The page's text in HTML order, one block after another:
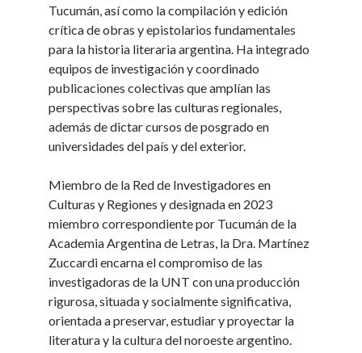
Tucumán, así como la compilación y edición
crítica de obras y epistolarios fundamentales
para la historia literaria argentina. Ha integrado
equipos de investigación y coordinado
publicaciones colectivas que amplían las
perspectivas sobre las culturas regionales,
además de dictar cursos de posgrado en
universidades del país y del exterior.
Miembro de la Red de Investigadores en
Culturas y Regiones y designada en 2023
miembro correspondiente por Tucumán de la
Academia Argentina de Letras, la Dra. Martínez
Zuccardi encarna el compromiso de las
investigadoras de la UNT con una producción
rigurosa, situada y socialmente significativa,
orientada a preservar, estudiar y proyectar la
literatura y la cultura del noroeste argentino.